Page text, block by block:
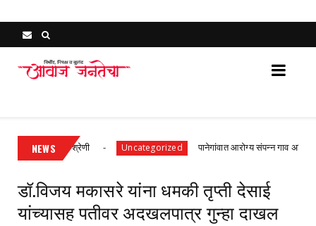
NEWS
प्रथम श्रेणी Uncategorized पानेगांवात आरोग्य संपन्न गाव अभियान बैठक
डॉ.विजय मकासरे यांना धमकी तृप्ती देसाई
यांच्यासह पतीवर अदखलपात्र गुन्हा दाखल